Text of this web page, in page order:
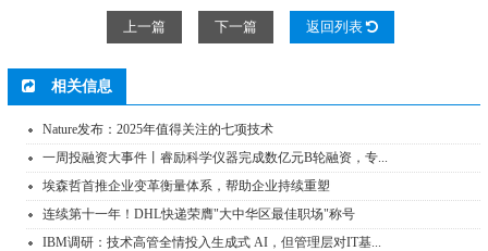
上一篇 下一篇 返回列表
相关信息
Nature发布：2025年值得关注的七项技术
一周投融资大事件丨睿励科学仪器完成数亿元B轮融资，专...
埃森哲首推企业变革衡量体系，帮助企业持续重塑
连续第十一年！DHL快递荣膺"大中华区最佳职场"称号
IBM调研：技术高管全情投入生成式 AI，但管理层对IT基...